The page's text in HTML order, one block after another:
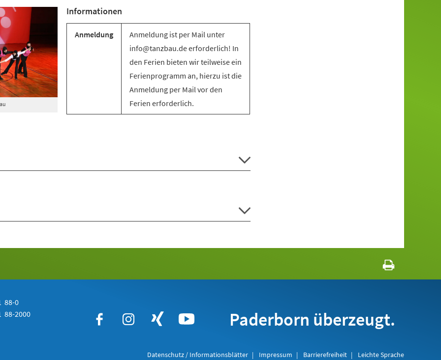
Informationen
Anmeldung
Anmeldung ist per Mail unter
info@tanzbau.de erforderlich! In
den Ferien bieten wir teilweise ein
Ferienprogramm an, hierzu ist die
Anmeldung per Mail vor den
Ferien erforderlich.
88-0
88-2000 Paderborn überzeugt.
Datenschutz / Informationsblätter Impressum Barrierefreiheit Leichte Sprache